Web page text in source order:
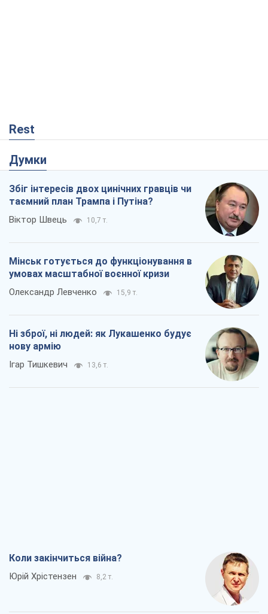
Rest
Думки
Збіг інтересів двох цинічних гравців чи
таємний план Трампа і Путіна?
Віктор Швець 10,7 т.
Мінськ готується до функціонування в
умовах масштабної воєнної кризи
Олександр Левченко 15,9 т.
Ні зброї, ні людей: як Лукашенко будує
нову армію
Ігар Тишкевич 13,6 т.
Коли закінчиться війна?
Юрій Хрістензен 8,2 т.